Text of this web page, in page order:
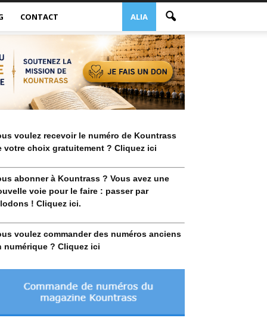
ALIA
CONTACT
voulez recevoir le numéro de Kountrass
votre choix gratuitement ? Cliquez ici
abonner à Kountrass ? Vous avez une
voie pour le faire : passer par
! Cliquez ici.
voulez commander des numéros anciens
numérique ? Cliquez ici